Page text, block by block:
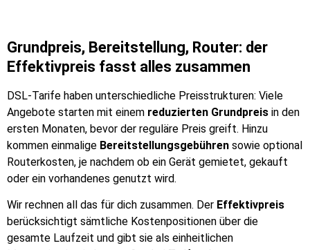
Grundpreis, Bereitstellung, Router: der
Effektivpreis fasst alles zusammen
DSL-Tarife haben unterschiedliche Preisstrukturen: Viele
Angebote starten mit einem reduzierten Grundpreis in den
ersten Monaten, bevor der reguläre Preis greift. Hinzu
kommen einmalige Bereitstellungsgebühren sowie optional
Routerkosten, je nachdem ob ein Gerät gemietet, gekauft
oder ein vorhandenes genutzt wird.
Wir rechnen all das für dich zusammen. Der Effektivpreis
berücksichtigt sämtliche Kostenpositionen über die
gesamte Laufzeit und gibt sie als einheitlichen